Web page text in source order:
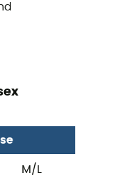
M/L